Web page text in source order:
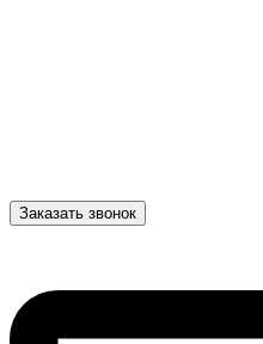
Заказать звонок